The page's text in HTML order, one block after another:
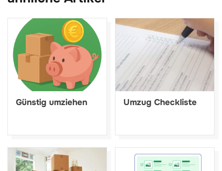
Günstig umziehen Umzug Checkliste